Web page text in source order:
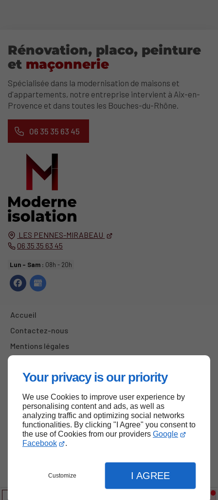
Your privacy is our priority
We use Cookies to improve user experience by
personalising content and ads, as well as
analyzing traffic and optimizing social networks
functionalities. By clicking "I Agree" you consent to
the use of Cookies from our providers Google
Facebook
.
Customize I AGREE
LES PENNES-MIRABEAU
06 35 35 63 45
Lun - Sam : 08h - 20h
Accueil
Contactez-nous
Mentions légales
Rénovation, placo, peinture
et maçonnerie
Spécialisée dans la modernisation de maisons et
d'appartements, notre entreprise intervient à Aix-en-
Provence et dans toutes les Bouches-du-Rhône.
06 35 35 63 45
Haut de page